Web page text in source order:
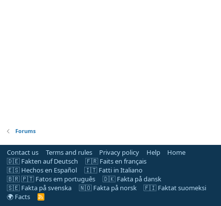
Forums
Contact us Terms and rules Privacy policy Help
Home
🇩🇪 Fakten auf Deutsch
🇫🇷 Faits en français
🇪🇸 Hechos en Español
🇮🇹 Fatti in Italiano
🇧🇷 🇵🇹 Fatos em português
🇩🇰 Fakta på dansk
🇸🇪 Fakta på svenska
🇳🇴 Fakta på norsk
🇫🇮 Faktat suomeksi
🌍 Facts
R